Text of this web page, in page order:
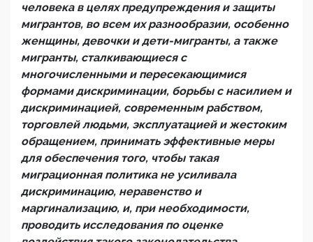
человека в целях предупреждения и защиты
мигрантов, во всем их разнообразии, особенно
женщины, девочки и дети-мигранты, а также
мигранты, сталкивающиеся с
многочисленными и пересекающимися
формами дискриминации, борьбы с насилием и
дискриминацией, современным рабством,
торговлей людьми, эксплуатацией и жестоким
обращением, принимать эффективные меры
для обеспечения того, чтобы такая
миграционная политика не усиливала
дискриминацию, неравенство и
маргинализацию, и, при необходимости,
проводить исследования по оценке